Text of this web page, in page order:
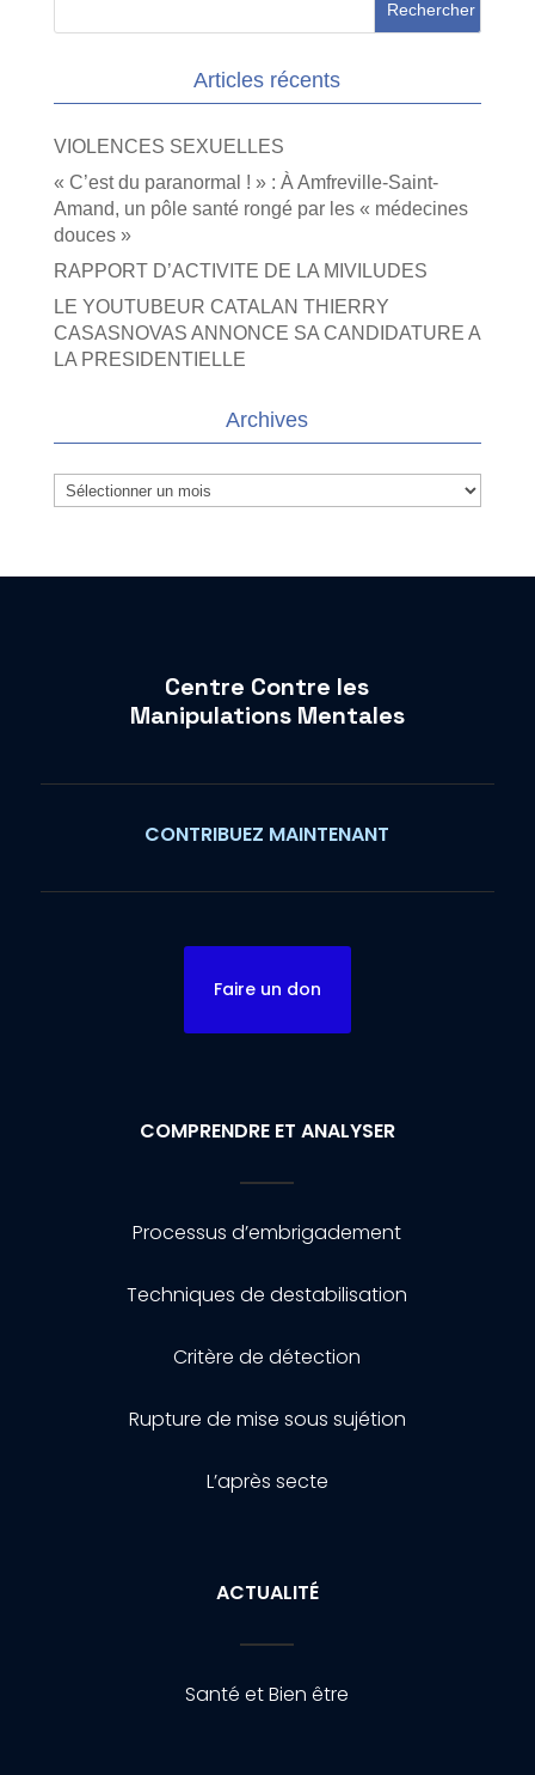
Articles récents
VIOLENCES SEXUELLES
« C’est du paranormal ! » : À Amfreville-Saint-
Amand, un pôle santé rongé par les « médecines
douces »
RAPPORT D’ACTIVITE DE LA MIVILUDES
LE YOUTUBEUR CATALAN THIERRY
CASASNOVAS ANNONCE SA CANDIDATURE A
LA PRESIDENTIELLE
Archives
Archives
Centre Contre les
Manipulations Mentales
CONTRIBUEZ MAINTENANT
Faire un don
COMPRENDRE ET ANALYSER
Processus d’embrigadement
Techniques de destabilisation
Critère de détection
Rupture de mise sous sujétion
L’après secte
ACTUALITÉ
Santé et Bien être